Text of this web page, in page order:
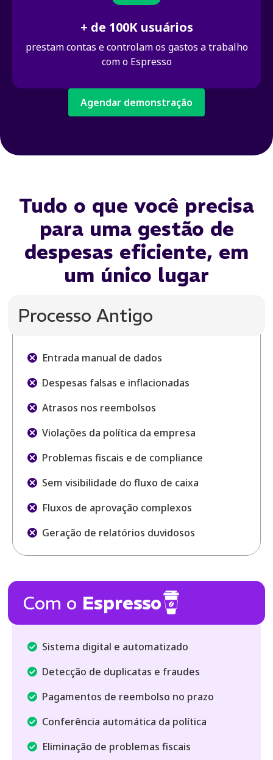
+ de 100K usuários
prestam contas e controlam os gastos a trabalho
com o Espresso
Agendar demonstração
Tudo o que você precisa
para uma gestão de
despesas eficiente, em
um único lugar
Processo Antigo
Entrada manual de dados
Despesas falsas e inflacionadas
Atrasos nos reembolsos
Violações da política da empresa
Problemas fiscais e de compliance
Sem visibilidade do fluxo de caixa
Fluxos de aprovação complexos
Geração de relatórios duvidosos
Com o Espresso
Sistema digital e automatizado
Detecção de duplicatas e fraudes
Pagamentos de reembolso no prazo
Conferência automática da política
Eliminação de problemas fiscais